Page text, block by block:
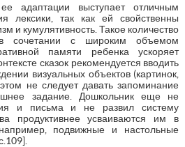
адаптации выступает отличным
лексики, так как ей свойственны
и кумулятивность. Такое количество
в сочетании с широким объемом
памяти ребенка ускоряет
сказок рекомендуется вводить
визуальных объектов (картинок,
не следует давать запоминание
задание. Дошкольник еще не
и письма и не развил систему
продуктивнее усваиваются им в
подвижные и настольные